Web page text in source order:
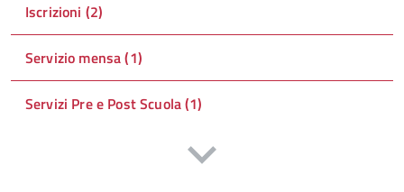
Iscrizioni (2)
Servizio mensa (1)
Servizi Pre e Post Scuola (1)